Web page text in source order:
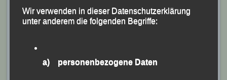
Wolfstein).
Wir verwenden in dieser Datenschutzerklärung
unter anderem die folgenden Begriffe:
a) personenbezogene Daten